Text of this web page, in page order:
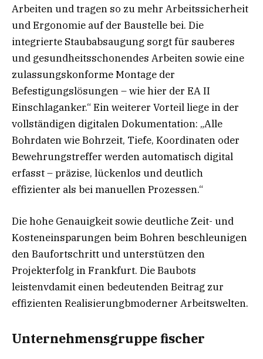
Arbeiten und tragen so zu mehr Arbeitssicherheit
und Ergonomie auf der Baustelle bei. Die
integrierte Staubabsaugung sorgt für sauberes
und gesundheitsschonendes Arbeiten sowie eine
zulassungskonforme Montage der
Befestigungslösungen – wie hier der EA II
Einschlaganker.“ Ein weiterer Vorteil liege in der
vollständigen digitalen Dokumentation: „Alle
Bohrdaten wie Bohrzeit, Tiefe, Koordinaten oder
Bewehrungstreffer werden automatisch digital
erfasst – präzise, lückenlos und deutlich
effizienter als bei manuellen Prozessen.“
Die hohe Genauigkeit sowie deutliche Zeit- und
Kosteneinsparungen beim Bohren beschleunigen
den Baufortschritt und unterstützen den
Projekterfolg in Frankfurt. Die Baubots
leistenvdamit einen bedeutenden Beitrag zur
effizienten Realisierungbmoderner Arbeitswelten.
Unternehmensgruppe fischer